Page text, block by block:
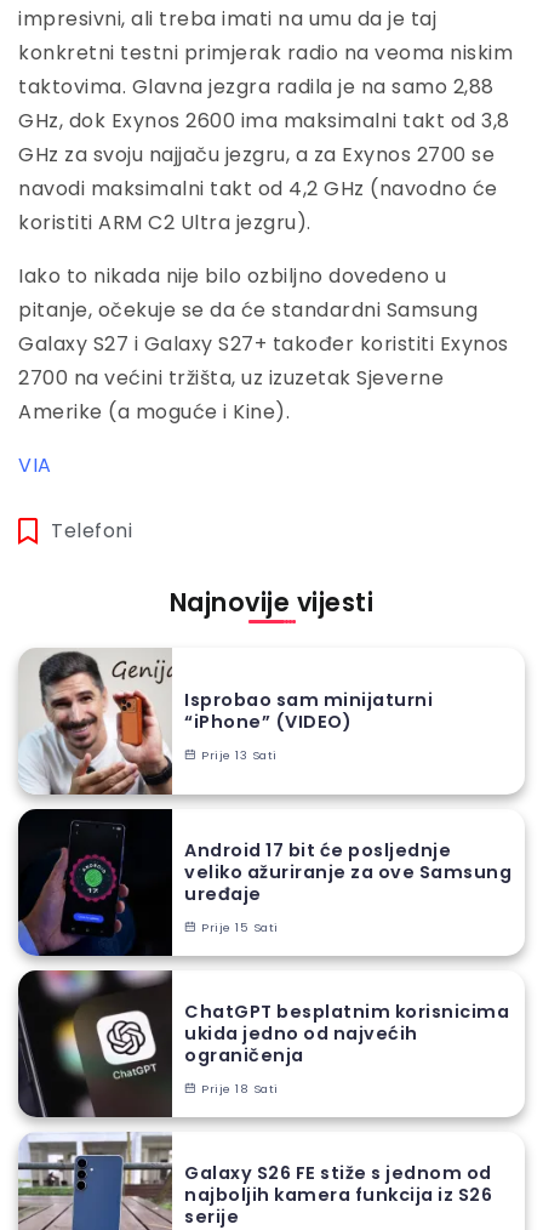
impresivni, ali treba imati na umu da je taj
konkretni testni primjerak radio na veoma niskim
taktovima. Glavna jezgra radila je na samo 2,88
GHz, dok Exynos 2600 ima maksimalni takt od 3,8
GHz za svoju najjaču jezgru, a za Exynos 2700 se
navodi maksimalni takt od 4,2 GHz (navodno će
koristiti ARM C2 Ultra jezgru).
Iako to nikada nije bilo ozbiljno dovedeno u
pitanje, očekuje se da će standardni Samsung
Galaxy S27 i Galaxy S27+ također koristiti Exynos
2700 na većini tržišta, uz izuzetak Sjeverne
Amerike (a moguće i Kine).
VIA
Telefoni
Najnovije vijesti
Isprobao sam minijaturni
“iPhone” (VIDEO)
Prije 13 Sati
Android 17 bit će posljednje
veliko ažuriranje za ove Samsung
uređaje
Prije 15 Sati
ChatGPT besplatnim korisnicima
ukida jedno od najvećih
ograničenja
Prije 18 Sati
Galaxy S26 FE stiže s jednom od
najboljih kamera funkcija iz S26
serije